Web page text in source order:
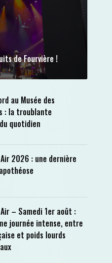
de Fourvière !
au Musée des
: la troublante
quotidien
2026 : une dernière
– Samedi 1er août :
journée intense, entre
et poids lourds